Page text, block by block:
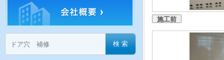
施工前